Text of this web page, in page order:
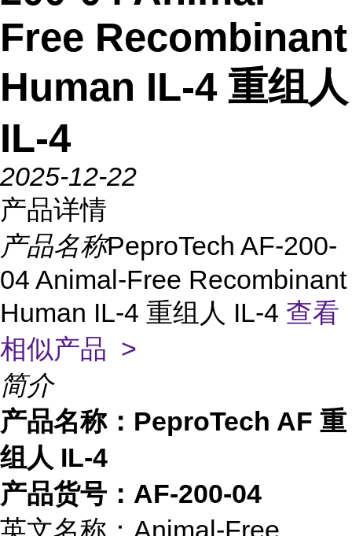
Free Recombinant
Human IL-4 重组人
IL-4
2025-12-22
产品详情
产品名称PeproTech AF-200-
04 Animal-Free Recombinant
Human IL-4 重组人 IL-4 查看
相似产品 >
简介
产品名称：PeproTech AF 重
组人 IL-4
产品货号：AF-200-04
英文名称：Animal-Free